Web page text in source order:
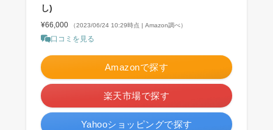
し)
¥66,000 （2023/06/24 10:29時点 | Amazon調べ）
口コミを見る
Amazonで探す
楽天市場で探す
Yahooショッピングで探す